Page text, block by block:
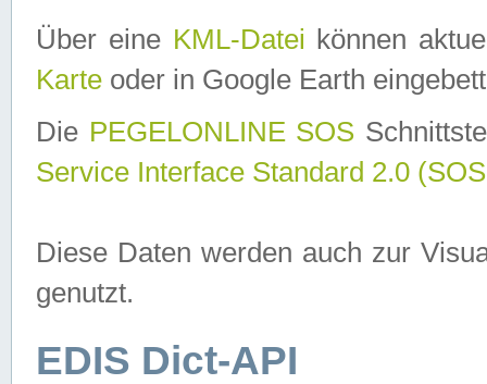
Über eine KML-Datei können
Karte oder in Google Earth
Die PEGELONLINE SOS
Service Interface Standard 2.0
Diese Daten werden auch zur
genutzt.
EDIS Dict-API